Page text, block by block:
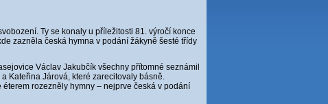
Ty se konaly u příležitosti 81. výročí konce
zazněla česká hymna v podání žákyně šesté třídy
Václav Jakubčík všechny přítomné seznámil
Kateřina Járová, které zarecitovaly básně.
rozezněly hymny – nejprve česká v podání